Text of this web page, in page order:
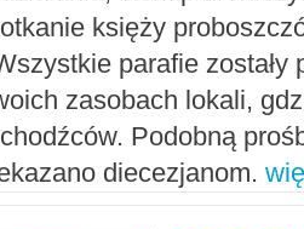
księży
parafie zostały
zasobach lokali,
Podobną
diecezjanom.